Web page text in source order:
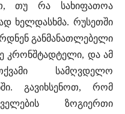
თუ რა სახიფათოა
ხელდასხმა. რუსეთში
განმანათლებელი
კრონშტადტელი, და ამ
სამღვდელო
გავიხსენოთ, რომ
ზოგიერთი